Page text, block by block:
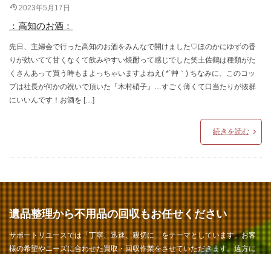
2023年5月17日
：高知のお酒：
先日、主婦会で行った高知のお酒をみんなで開けました♡ほのかにゆずの香
りが効いてて甘くなくて飲みやすい焼酎って感じでした笑土佐鶴は種類がた
くさんあって買う時もまよっちゃいますよねえ( *´艸｀) ちなみに、このコッ
プは社長が何かの祝いで頂いた『木村硝子』…すごく薄くて口当たりが抜群
にいいんです！お酒を […]
続きを読む
遺品整理から不用品の回収もお任せください
サポートリユースでは「丁寧、迅速、親切に」をテーマとしています。お客
様の希望やニーズに合わせた買取・回収作業をさせていただきます。遠方に